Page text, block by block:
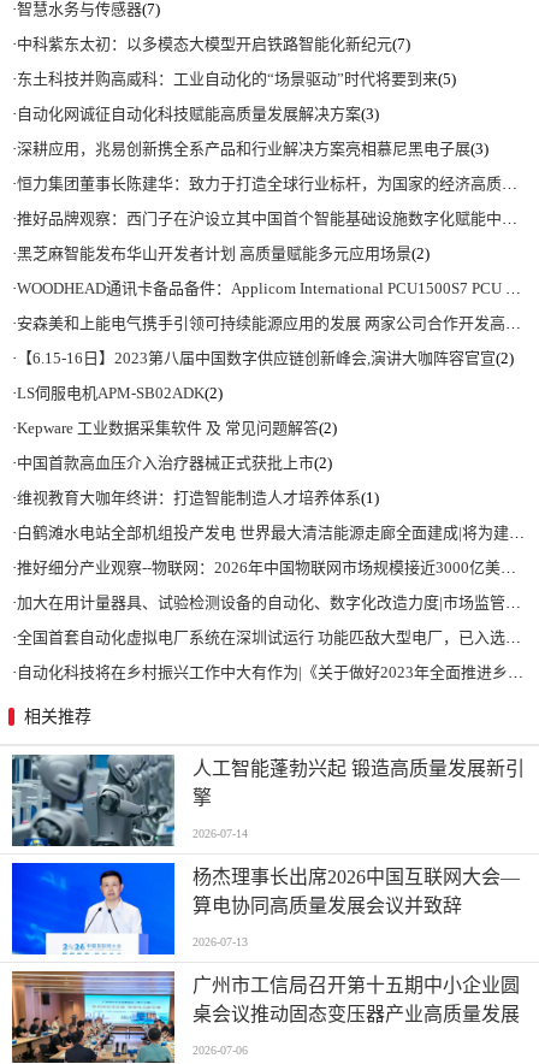
·智慧水务与传感器(7)
·中科紫东太初：以多模态大模型开启铁路智能化新纪元(7)
·东土科技并购高威科：工业自动化的“场景驱动”时代将要到来(5)
· 自动化网诚征自动化科技赋能高质量发展解决方案(3)
·深耕应用，兆易创新携全系产品和行业解决方案亮相慕尼黑电子展(3)
·恒力集团董事长陈建华：致力于打造全球行业标杆，为国家的经济高质量发展贡献更大力量|上海电气集团党委书记、董事长吴磊来访
·推好品牌观察：西门子在沪设立其中国首个智能基础设施数字化赋能中心
·黑芝麻智能发布华山开发者计划 高质量赋能多元应用场景(2)
·WOODHEAD通讯卡备品备件：Applicom International PCU1500S7 PCU 1500 S7 V4.5.0
·安森美和上能电气携手引领可持续能源应用的发展 两家公司合作开发高性能储能和太阳能组串式逆变器方案 以实现可持续的未来
· 【6.15-16日】2023第八届中国数字供应链创新峰会,演讲大咖阵容官宣(2)
·LS伺服电机APM-SB02ADK(2)
·Kepware 工业数据采集软件 及 常见问题解答(2)
·中国首款高血压介入治疗器械正式获批上市(2)
·维视教育大咖年终讲：打造智能制造人才培养体系(1)
·白鹤滩水电站全部机组投产发电 世界最大清洁能源走廊全面建成|将为建设新型能源体系、保障国家能源安全、实现“双碳”目标提供有力支撑
·推好细分产业观察--物联网：2026年中国物联网市场规模接近3000亿美元 智慧工厂、智慧城市、智慧电网等将占60%以上
·加大在用计量器具、试验检测设备的自动化、数字化改造力度|市场监管总局 工业和信息化部 关于促进企业计量能力提升的指导意见
·全国首套自动化虚拟电厂系统在深圳试运行 功能匹敌大型电厂，已入选国际典型案例
· 自动化科技将在乡村振兴工作中大有作为|《关于做好2023年全面推进乡村振兴重点工作的意见》发布
相关推荐
人工智能蓬勃兴起 锻造高质量发展新引
擎
2026-07-14
杨杰理事长出席2026中国互联网大会—
算电协同高质量发展会议并致辞
2026-07-13
广州市工信局召开第十五期中小企业圆
桌会议推动固态变压器产业高质量发展
2026-07-06